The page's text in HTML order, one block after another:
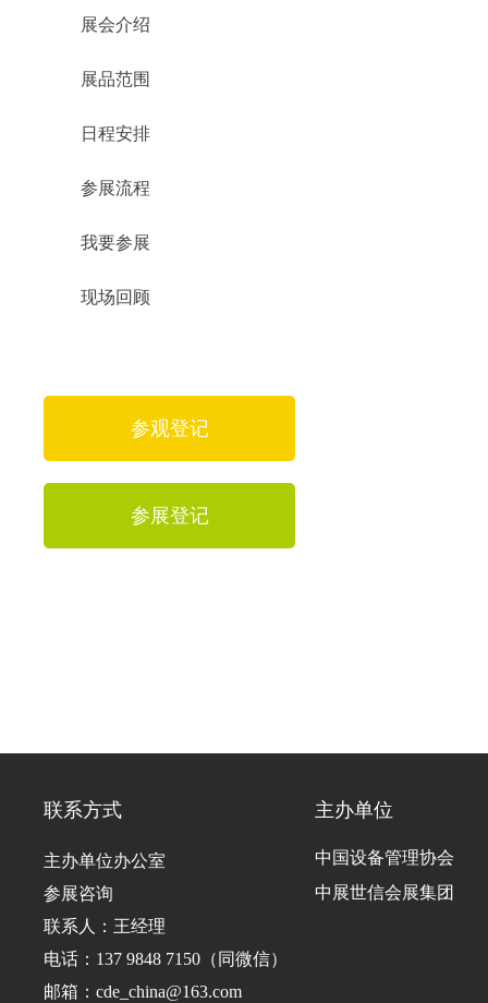
展会介绍
展品范围
日程安排
参展流程
我要参展
现场回顾
参观登记
参展登记
联系方式
主办单位办公室
参展咨询
联系人：王经理
电话：137 9848 7150（同微信）
邮箱：cde_china@163.com
主办单位
中国设备管理协会
中展世信会展集团